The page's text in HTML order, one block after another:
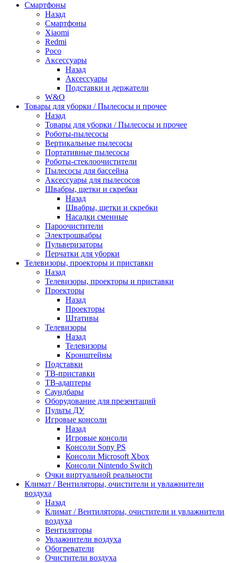
Смартфоны
Назад
Смартфоны
Xiaomi
Redmi
Poco
Аксессуары
Назад
Аксессуары
Подставки и держатели
W&O
Товары для уборки / Пылесосы и прочее
Назад
Товары для уборки / Пылесосы и прочее
Роботы-пылесосы
Вертикальные пылесосы
Портативные пылесосы
Роботы-стеклоочистители
Пылесосы для бассейна
Аксессуары для пылесосов
Швабры, щетки и скребки
Назад
Швабры, щетки и скребки
Насадки сменные
Пароочистители
Электрошвабры
Пульверизаторы
Перчатки для уборки
Телевизоры, проекторы и приставки
Назад
Телевизоры, проекторы и приставки
Проекторы
Назад
Проекторы
Штативы
Телевизоры
Назад
Телевизоры
Кронштейны
Подставки
ТВ-приставки
ТВ-адаптеры
Саундбары
Оборудование для презентаций
Пульты ДУ
Игровые консоли
Назад
Игровые консоли
Консоли Sony PS
Консоли Microsoft Xbox
Консоли Nintendo Switch
Очки виртуальной реальности
Климат / Вентиляторы, очистители и увлажнители
воздуха
Назад
Климат / Вентиляторы, очистители и увлажнители
воздуха
Вентиляторы
Увлажнители воздуха
Обогреватели
Очистители воздуха